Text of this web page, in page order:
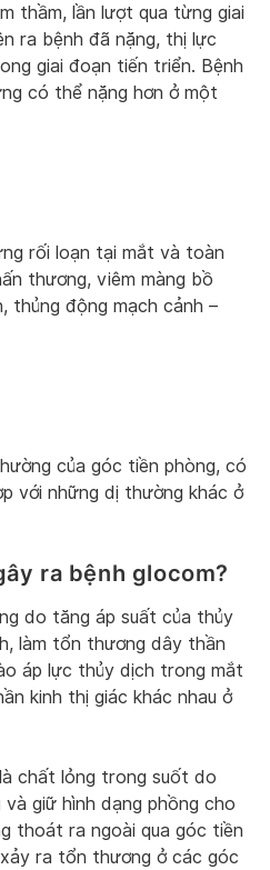
thầm, lần lượt qua từng giai
ra bệnh đã nặng, thị lực
giai đoạn tiến triển. Bệnh
có thể nặng hơn ở một
rối loạn tại mắt và toàn
thương, viêm màng bồ
thủng động mạch cảnh –
của góc tiền phòng, có
với những dị thường khác ở
ra bệnh glocom?
do tăng áp suất của thủy
làm tổn thương dây thần
áp lực thủy dịch trong mắt
kinh thị giác khác nhau ở
chất lỏng trong suốt do
giữ hình dạng phồng cho
thoát ra ngoài qua góc tiền
ra tổn thương ở các góc